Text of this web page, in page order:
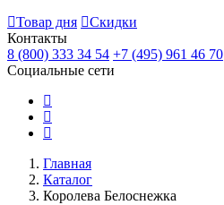
Товар дня
Скидки
Контакты
8 (800) 333 34 54 +7 (495) 961 46 70
Социальные сети
Главная
Каталог
Королева Белоснежка